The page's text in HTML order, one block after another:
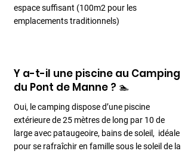
espace suffisant (100m2 pour les
emplacements traditionnels)
Y a-t-il une piscine au Camping
du Pont de Manne ? 🏊
Oui, le camping dispose d’une piscine
extérieure de 25 mètres de long par 10 de
large avec pataugeoire, bains de soleil, idéale
pour se rafraîchir en famille sous le soleil de la